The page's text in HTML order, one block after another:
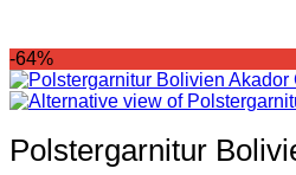
-64%
Polstergarnitur